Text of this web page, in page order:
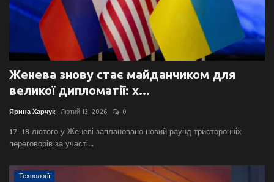
Женева знову стає майданчиком для
великої дипломатії: х...
Ярина Харчук Лютий 13, 2026 0
17–18 лютого у Женеві заплановано новий раунд тристоронніх
переговорів за участі...
Технології